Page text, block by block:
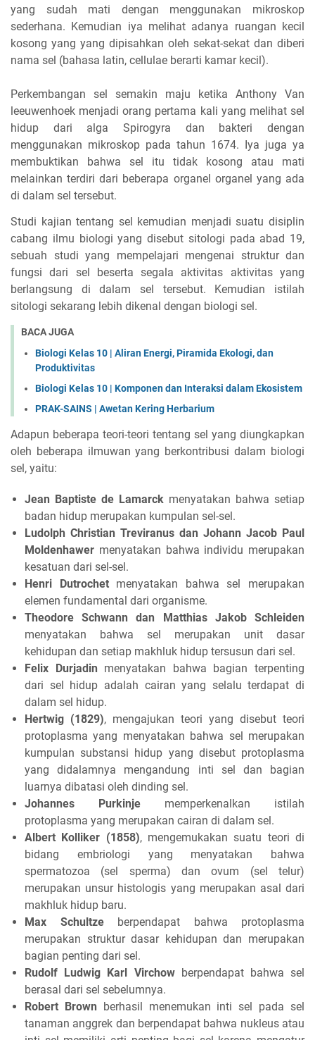
yang sudah mati dengan menggunakan mikroskop
sederhana. Kemudian iya melihat adanya ruangan kecil
kosong yang yang dipisahkan oleh sekat-sekat dan diberi
nama sel (bahasa latin, cellulae berarti kamar kecil).
Perkembangan sel semakin maju ketika Anthony Van
leeuwenhoek menjadi orang pertama kali yang melihat sel
hidup dari alga Spirogyra dan bakteri dengan
menggunakan mikroskop pada tahun 1674. Iya juga ya
membuktikan bahwa sel itu tidak kosong atau mati
melainkan terdiri dari beberapa organel organel yang ada
di dalam sel tersebut.
Studi kajian tentang sel kemudian menjadi suatu disiplin
cabang ilmu biologi yang disebut sitologi pada abad 19,
sebuah studi yang mempelajari mengenai struktur dan
fungsi dari sel beserta segala aktivitas aktivitas yang
berlangsung di dalam sel tersebut. Kemudian istilah
sitologi sekarang lebih dikenal dengan biologi sel.
BACA JUGA
Biologi Kelas 10 | Aliran Energi, Piramida Ekologi, dan
Produktivitas
Biologi Kelas 10 | Komponen dan Interaksi dalam Ekosistem
PRAK-SAINS | Awetan Kering Herbarium
Adapun beberapa teori-teori tentang sel yang diungkapkan
oleh beberapa ilmuwan yang berkontribusi dalam biologi
sel, yaitu:
Jean Baptiste de Lamarck menyatakan bahwa setiap
badan hidup merupakan kumpulan sel-sel.
Ludolph Christian Treviranus dan Johann Jacob Paul
Moldenhawer menyatakan bahwa individu merupakan
kesatuan dari sel-sel.
Henri Dutrochetmenyatakan bahwa sel merupakan
elemen fundamental dari organisme.
Theodore Schwann dan Matthias Jakob Schleiden
menyatakan bahwa sel merupakan unit dasar
kehidupan dan setiap makhluk hidup tersusun dari sel.
Felix Durjadin menyatakan bahwa bagian terpenting
dari sel hidup adalah cairan yang selalu terdapat di
dalam sel hidup.
Hertwig (1829), mengajukan teori yang disebut teori
protoplasma yang menyatakan bahwa sel merupakan
kumpulan substansi hidup yang disebut protoplasma
yang didalamnya mengandung inti sel dan bagian
luarnya dibatasi oleh dinding sel.
Johannes Purkinje memperkenalkan istilah
protoplasma yang merupakan cairan di dalam sel.
Albert Kolliker (1858), mengemukakan suatu teori di
bidang embriologi yang menyatakan bahwa
spermatozoa (sel sperma) dan ovum (sel telur)
merupakan unsur histologis yang merupakan asal dari
makhluk hidup baru.
Max Schultzeberpendapat bahwa protoplasma
merupakan struktur dasar kehidupan dan merupakan
bagian penting dari sel.
Rudolf Ludwig Karl Virchowberpendapat bahwa sel
berasal dari sel sebelumnya.
Robert Brown berhasil menemukan inti sel pada sel
tanaman anggrek dan berpendapat bahwa nukleus atau